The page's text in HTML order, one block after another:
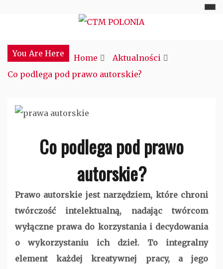
CTM POLONIA
You Are Here
Home
Aktualności
Co podlega pod prawo autorskie?
Co podlega pod prawo
autorskie?
Prawo autorskie jest narzędziem, które chroni
twórczość intelektualną, nadając twórcom
wyłączne prawa do korzystania i decydowania
o wykorzystaniu ich dzieł. To integralny
element każdej kreatywnej pracy, a jego